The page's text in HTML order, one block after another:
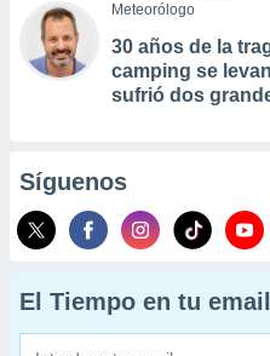
Meteorólogo
30 años de la
camping se
sufrió dos
Síguenos
El Tiempo en tu email